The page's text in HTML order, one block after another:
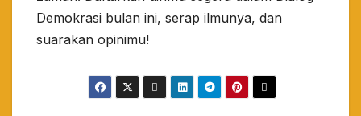
Demokrasi bulan ini, serap ilmunya, dan
suarakan opinimu!